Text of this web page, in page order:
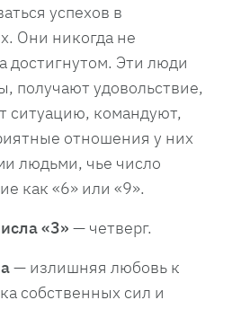
успехов в
Они никогда не
достигнутом. Эти люди
получают удовольствие,
ситуацию, командуют,
отношения у них
людьми, чье число
как «6» или «9».
«3» — четверг.
— излишняя любовь к
собственных сил и